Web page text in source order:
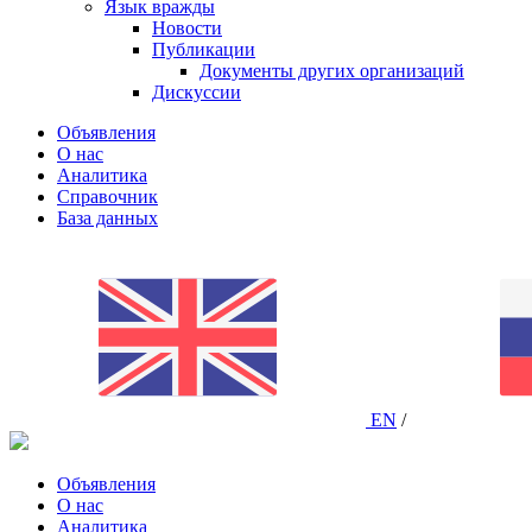
Язык вражды
Новости
Публикации
Документы других организаций
Дискуссии
Объявления
О нас
Аналитика
Справочник
База данных
EN /
Объявления
О нас
Аналитика